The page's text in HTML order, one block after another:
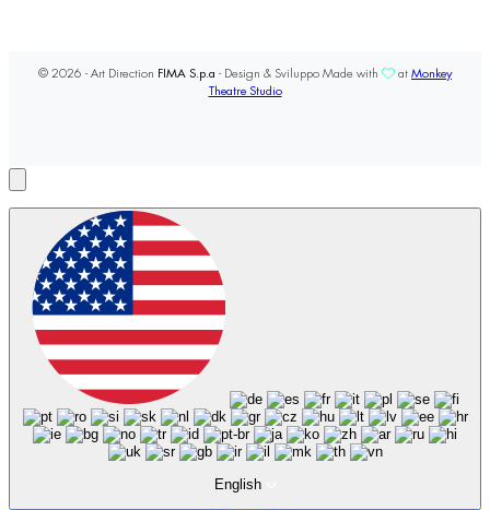
© 2026 - Art Direction FIMA S.p.a - Design & Sviluppo Made with at Monkey
Theatre Studio
English